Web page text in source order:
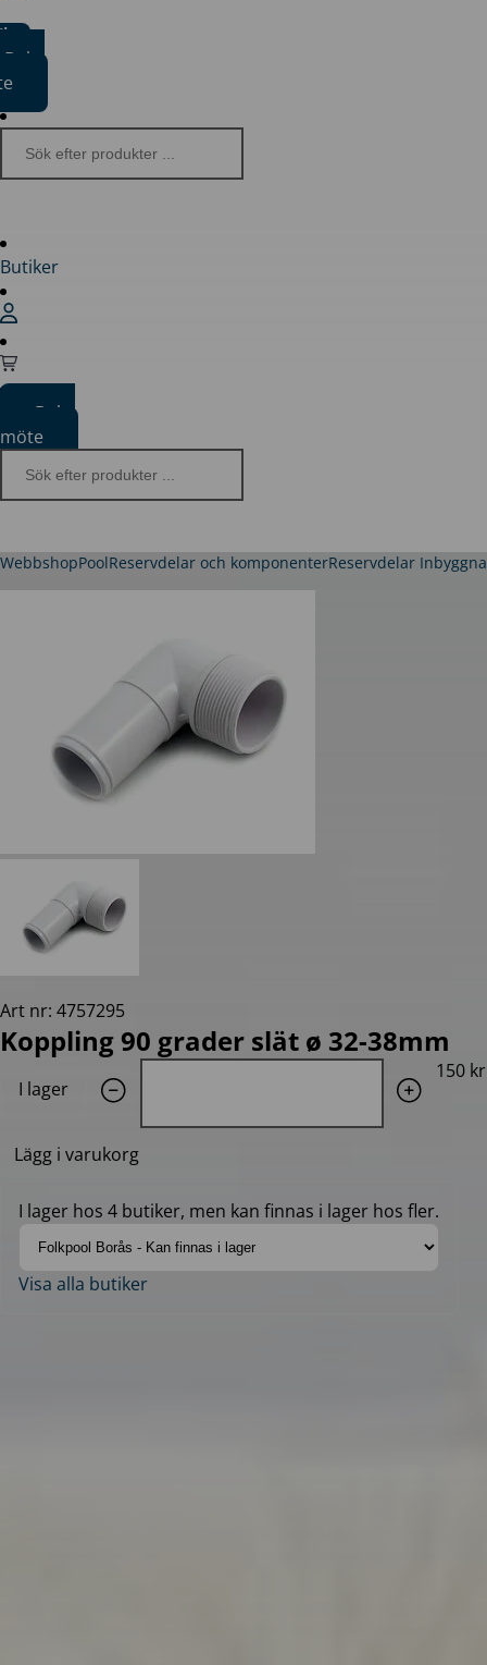
Boka
Butiker
Boka
möte
WebbshopPoolReservdelar och komponenterReservdelar
Art nr: 4757295
Koppling 90 grader slät ø 32-38mm
I lager
150 kr
Lägg i varukorg
I lager hos 4 butiker, men kan finnas i lager hos fler.
Visa alla butiker